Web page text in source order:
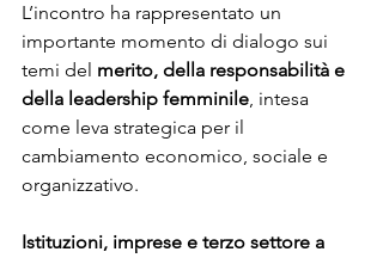
L’incontro ha rappresentato un
importante momento di dialogo sui
temi del merito, della responsabilità e
della leadership femminile, intesa
come leva strategica per il
cambiamento economico, sociale e
organizzativo.
Istituzioni, imprese e terzo settore a